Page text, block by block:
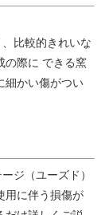
比較的きれいな
の際に できる窯
細かい傷がつい
ジ（ユーズド）
用に伴う損傷が